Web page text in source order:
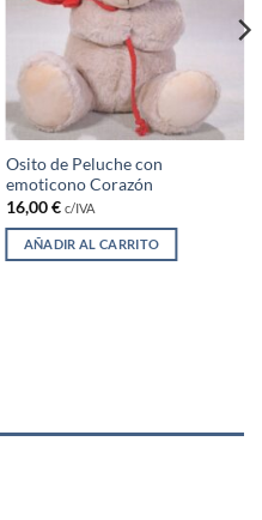
Osito de Peluche con
emoticono Corazón
16,00€ c/IVA
AÑADIR AL CARRITO